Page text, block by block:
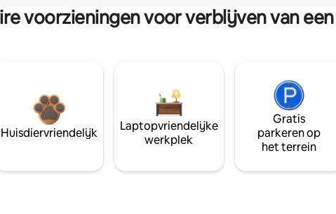
voorzieningen voor verblijven van
Huisdiervriendelijk
Laptopvriendelijke
werkplek
Gratis
parkeren op
het terrein